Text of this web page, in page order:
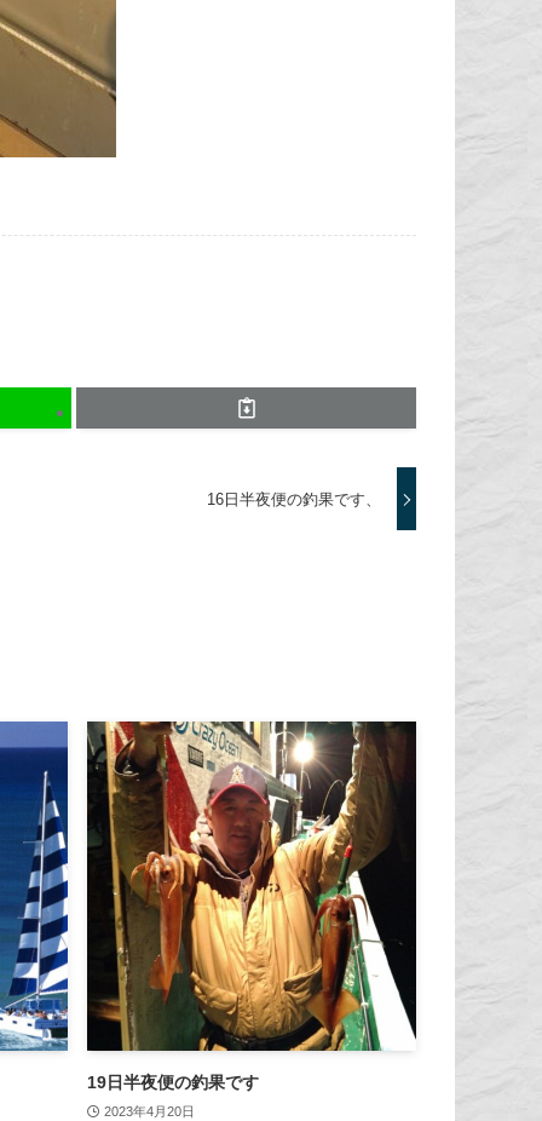
16日半夜便の釣果です、
19日半夜便の釣果です
2023年4月20日